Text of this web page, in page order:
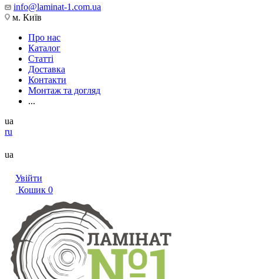
info@laminat-1.com.ua
м. Київ
Про нас
Каталог
Статті
Доставка
Контакти
Монтаж та догляд
...
ua
ru
ua
Увійти
Кошик 0